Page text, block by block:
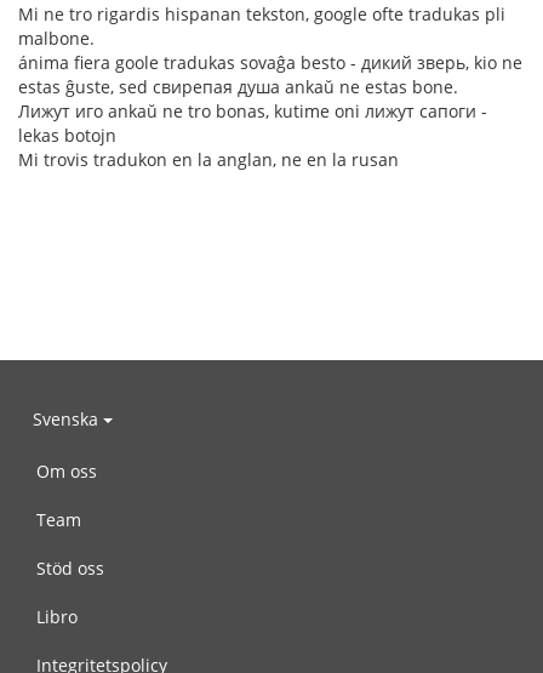
Mi ne tro rigardis hispanan tekston, google ofte tradukas pli
malbone.
ánima fiera goole tradukas sovaĝa besto - дикий зверь, kio ne
estas ĝuste, sed свирепая душа ankaŭ ne estas bone.
Лижут иго ankaŭ ne tro bonas, kutime oni лижут сапоги -
lekas botojn
Mi trovis tradukon en la anglan, ne en la rusan
Svenska
Om oss
Team
Stöd oss
Libro
Integritetspolicy